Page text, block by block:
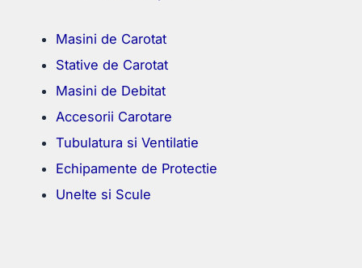
Masini de Carotat
Stative de Carotat
Masini de Debitat
Accesorii Carotare
Tubulatura si Ventilatie
Echipamente de Protectie
Unelte si Scule